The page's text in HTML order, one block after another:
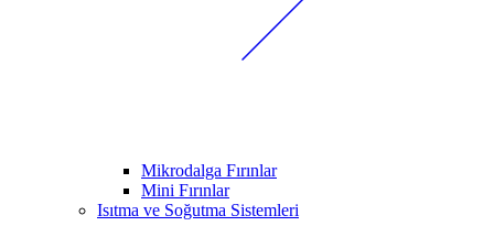
Mikrodalga Fırınlar
Mini Fırınlar
Isıtma ve Soğutma Sistemleri